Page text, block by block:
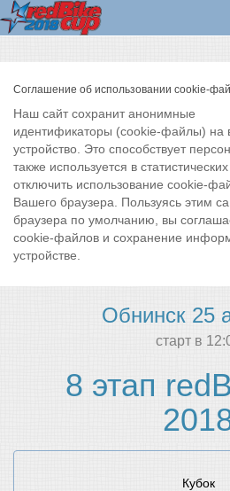
Соглашение об использовании cookie-
Наш сайт сохранит анонимные
идентификаторы (cookie-файлы) на
устройство. Это способствует
также используется в
отключить использование cookie-
Вашего браузера. Пользуясь этим
браузера по умолчанию, вы
cookie-файлов и сохранение
устройстве.
Обнинск 25
cтарт в
8 этап
Кубок